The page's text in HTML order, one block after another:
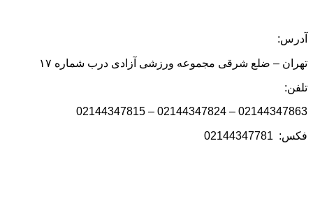
آدرس:
تهران – ضلع شرقی مجموعه ورزشی آزادی درب شماره ۱۷
تلفن:
02144347863 – 02144347824 – 02144347815
فکس: 02144347781